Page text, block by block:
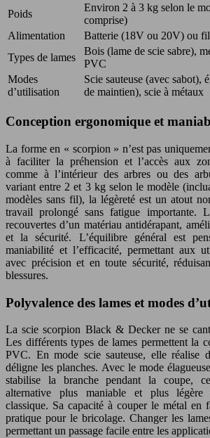
Poids
Environ 2 à 3 kg selon le
comprise)
Alimentation
Batterie (18V ou 20V) ou
Types de lames
Bois (lame de scie sabre),
PVC
Modes
d’utilisation
Scie sauteuse (avec sabot),
de maintien), scie à métaux
Conception ergonomique et
La forme en « scorpion » n’est pas
à faciliter la préhension et l’accès aux
comme à l’intérieur des arbres ou des
variant entre 2 et 3 kg selon le modèle
modèles sans fil), la légèreté est un atout
travail prolongé sans fatigue importante.
recouvertes d’un matériau antidérapant,
et la sécurité. L’équilibre général est
maniabilité et l’efficacité, permettant aux
avec précision et en toute sécurité,
blessures.
Polyvalence des lames et modes
La scie scorpion Black & Decker ne se
Les différents types de lames permettent la
PVC. En mode scie sauteuse, elle réalise
déligne les planches. Avec le mode
stabilise la branche pendant la coupe,
alternative plus maniable et plus légère
classique. Sa capacité à couper le métal en
pratique pour le bricolage. Changer les
permettant un passage facile entre les